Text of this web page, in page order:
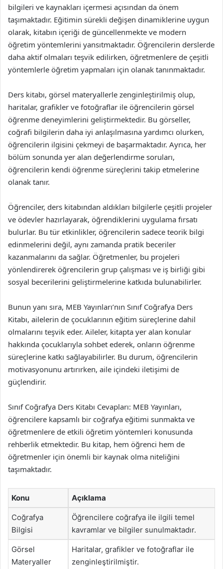
bilgileri ve kaynakları içermesi açısından da önem
taşımaktadır. Eğitimin sürekli değişen dinamiklerine uygun
olarak, kitabın içeriği de güncellenmekte ve modern
öğretim yöntemlerini yansıtmaktadır. Öğrencilerin derslerde
daha aktif olmaları teşvik edilirken, öğretmenlere de çeşitli
yöntemlerle öğretim yapmaları için olanak tanınmaktadır.
Ders kitabı, görsel materyallerle zenginleştirilmiş olup,
haritalar, grafikler ve fotoğraflar ile öğrencilerin görsel
öğrenme deneyimlerini geliştirmektedir. Bu görseller,
coğrafi bilgilerin daha iyi anlaşılmasına yardımcı olurken,
öğrencilerin ilgisini çekmeyi de başarmaktadır. Ayrıca, her
bölüm sonunda yer alan değerlendirme soruları,
öğrencilerin kendi öğrenme süreçlerini takip etmelerine
olanak tanır.
Öğrenciler, ders kitabından aldıkları bilgilerle çeşitli projeler
ve ödevler hazırlayarak, öğrendiklerini uygulama fırsatı
bulurlar. Bu tür etkinlikler, öğrencilerin sadece teorik bilgi
edinmelerini değil, aynı zamanda pratik beceriler
kazanmalarını da sağlar. Öğretmenler, bu projeleri
yönlendirerek öğrencilerin grup çalışması ve iş birliği gibi
sosyal becerilerini geliştirmelerine katkıda bulunabilirler.
Bunun yanı sıra, MEB Yayınları’nın Sınıf Coğrafya Ders
Kitabı, ailelerin de çocuklarının eğitim süreçlerine dahil
olmalarını teşvik eder. Aileler, kitapta yer alan konular
hakkında çocuklarıyla sohbet ederek, onların öğrenme
süreçlerine katkı sağlayabilirler. Bu durum, öğrencilerin
motivasyonunu artırırken, aile içindeki iletişimi de
güçlendirir.
Sınıf Coğrafya Ders Kitabı Cevapları: MEB Yayınları,
öğrencilere kapsamlı bir coğrafya eğitimi sunmakta ve
öğretmenlere de etkili öğretim yöntemleri konusunda
rehberlik etmektedir. Bu kitap, hem öğrenci hem de
öğretmenler için önemli bir kaynak olma niteliğini
taşımaktadır.
Konu Açıklama
Coğrafya
Bilgisi
Öğrencilere coğrafya ile ilgili temel
kavramlar ve bilgiler sunulmaktadır.
Görsel
Materyaller
Haritalar, grafikler ve fotoğraflar ile
zenginleştirilmiştir.